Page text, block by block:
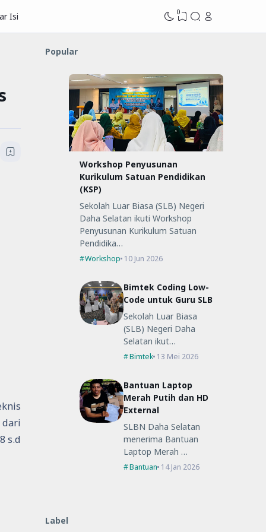
Isi 0
dari
s.d
Popular
Workshop Penyusunan
Kurikulum Satuan Pendidikan
(KSP)
Sekolah Luar Biasa (SLB) Negeri
Daha Selatan ikuti Workshop
Penyusunan Kurikulum Satuan
Pendidika…
Workshop 10 Jun 2026
Bimtek Coding Low-
Code untuk Guru SLB
Sekolah Luar Biasa
(SLB) Negeri Daha
Selatan ikut…
Bimtek 13 Mei 2026
Bantuan Laptop
Merah Putih dan HD
External
SLBN Daha Selatan
menerima Bantuan
Laptop Merah …
Bantuan 14 Jan 2026
Label